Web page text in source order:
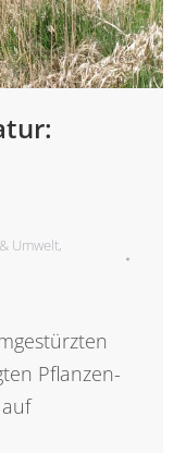
Umwelt,
Pflanzen-